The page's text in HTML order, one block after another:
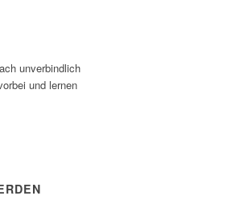
unverbindlich
und lernen